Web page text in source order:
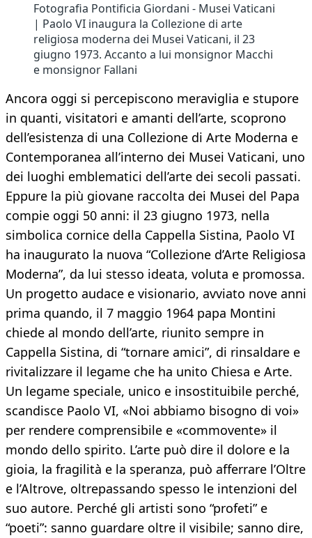
Fotografia Pontificia Giordani - Musei Vaticani
| Paolo VI inaugura la Collezione di arte
religiosa moderna dei Musei Vaticani, il 23
giugno 1973. Accanto a lui monsignor Macchi
e monsignor Fallani
Ancora oggi si percepiscono meraviglia e stupore
in quanti, visitatori e amanti dell’arte, scoprono
dell’esistenza di una Collezione di Arte Moderna e
Contemporanea all’interno dei Musei Vaticani, uno
dei luoghi emblematici dell’arte dei secoli passati.
Eppure la più giovane raccolta dei Musei del Papa
compie oggi 50 anni: il 23 giugno 1973, nella
simbolica cornice della Cappella Sistina, Paolo VI
ha inaugurato la nuova “Collezione d’Arte Religiosa
Moderna”, da lui stesso ideata, voluta e promossa.
Un progetto audace e visionario, avviato nove anni
prima quando, il 7 maggio 1964 papa Montini
chiede al mondo dell’arte, riunito sempre in
Cappella Sistina, di “tornare amici”, di rinsaldare e
rivitalizzare il legame che ha unito Chiesa e Arte.
Un legame speciale, unico e insostituibile perché,
scandisce Paolo VI, «Noi abbiamo bisogno di voi»
per rendere comprensibile e «commovente» il
mondo dello spirito. L’arte può dire il dolore e la
gioia, la fragilità e la speranza, può afferrare l’Oltre
e l’Altrove, oltrepassando spesso le intenzioni del
suo autore. Perché gli artisti sono “profeti” e
“poeti”: sanno guardare oltre il visibile; sanno dire,